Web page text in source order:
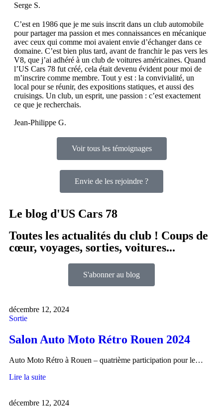
Serge S.
C’est en 1986 que je me suis inscrit dans un club automobile
pour partager ma passion et mes connaissances en mécanique
avec ceux qui comme moi avaient envie d’échanger dans ce
domaine. C’est bien plus tard, avant de franchir le pas vers les
V8, que j’ai adhéré à un club de voitures américaines. Quand
l’US Cars 78 fut créé, cela était devenu évident pour moi de
m’inscrire comme membre. Tout y est : la convivialité, un
local pour se réunir, des expositions statiques, et aussi des
cruisings. Un club, un esprit, une passion : c’est exactement
ce que je recherchais.
Jean-Philippe G.
Voir tous les témoignages
Envie de les rejoindre ?
Le blog d'US Cars 78
Toutes les actualités du club ! Coups de
cœur, voyages, sorties, voitures...
S'abonner au blog
décembre 12, 2024
Sortie
Salon Auto Moto Rétro Rouen 2024
Auto Moto Rétro à Rouen – quatrième participation pour le…
Lire la suite
décembre 12, 2024